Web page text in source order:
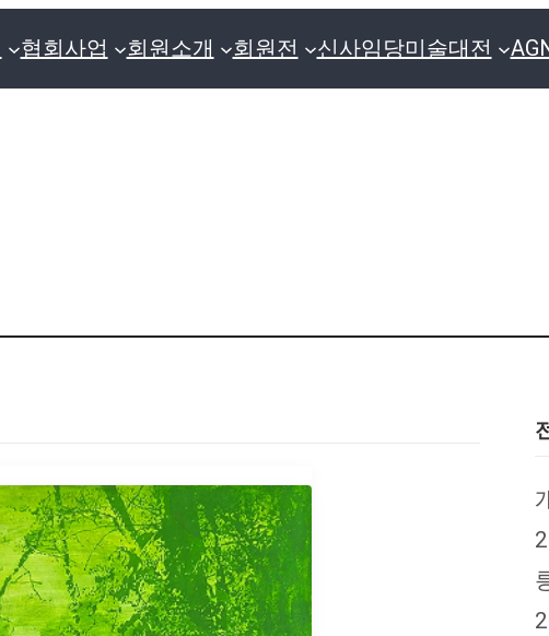
협회사업 회원소개 회원전 신사임당미술대전